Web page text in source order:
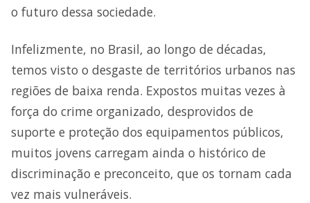
o futuro dessa sociedade.
Infelizmente, no Brasil, ao longo de décadas,
temos visto o desgaste de territórios urbanos nas
regiões de baixa renda. Expostos muitas vezes à
força do crime organizado, desprovidos de
suporte e proteção dos equipamentos públicos,
muitos jovens carregam ainda o histórico de
discriminação e preconceito, que os tornam cada
vez mais vulneráveis.